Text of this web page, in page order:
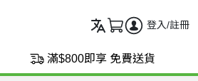
登入/註冊
滿$800即享 免費送貨